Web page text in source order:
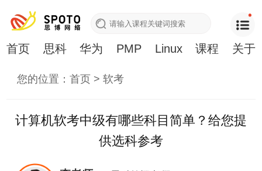
首页 思科 华为 PMP Linux 课程 关于
您的位置：首页 >软考
计算机软考中级有哪些科目简单？给您提
供选科参考